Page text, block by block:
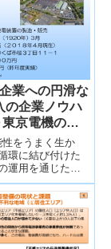
業への円滑な
の企業ノウハ
京電機の事
性をうまく生か
環に結び付けた
運用を通じた社
」は、顧客との
ョンを高めるこ
信用を築くこと
同業他社との差
現した。